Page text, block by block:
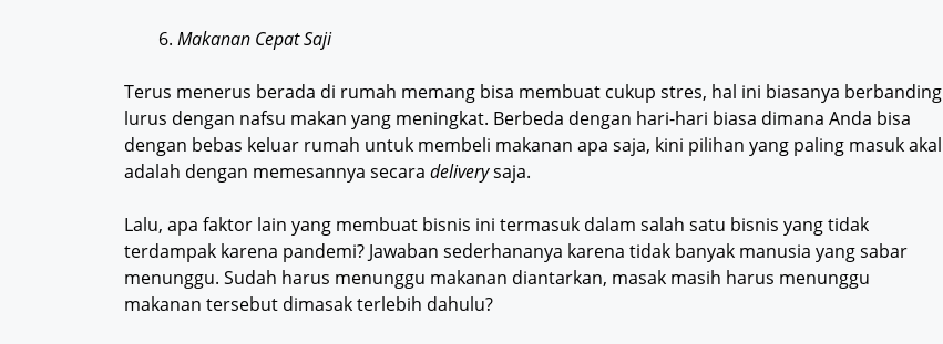
Makanan Cepat Saji
Terus menerus berada di rumah memang bisa membuat cukup stres, hal ini biasanya berbanding
lurus dengan nafsu makan yang meningkat. Berbeda dengan hari-hari biasa dimana Anda bisa
dengan bebas keluar rumah untuk membeli makanan apa saja, kini pilihan yang paling masuk akal
adalah dengan memesannya secara deliverysaja.
Lalu, apa faktor lain yang membuat bisnis ini termasuk dalam salah satu bisnis yang tidak
terdampak karena pandemi? Jawaban sederhananya karena tidak banyak manusia yang sabar
menunggu. Sudah harus menunggu makanan diantarkan, masak masih harus menunggu
makanan tersebut dimasak terlebih dahulu?